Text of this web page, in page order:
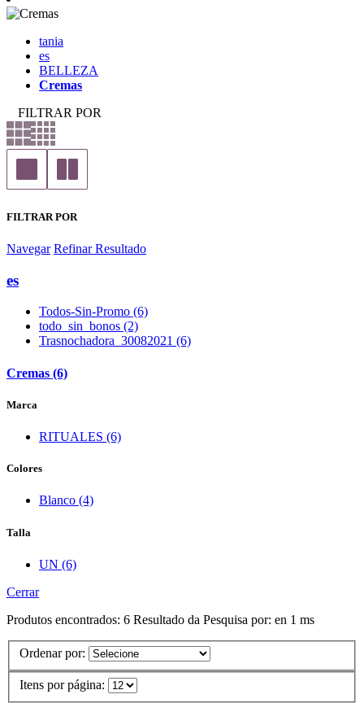
tania
es
BELLEZA
Cremas
FILTRAR POR
FILTRAR POR
Navegar Refinar Resultado
es
Todos-Sin-Promo (6)
todo_sin_bonos (2)
Trasnochadora_30082021 (6)
Cremas (6)
Marca
RITUALES (6)
Colores
Blanco (4)
Talla
UN (6)
Cerrar
Produtos encontrados: 6 Resultado da Pesquisa por: en 1 ms
Ordenar por:
Itens por página: